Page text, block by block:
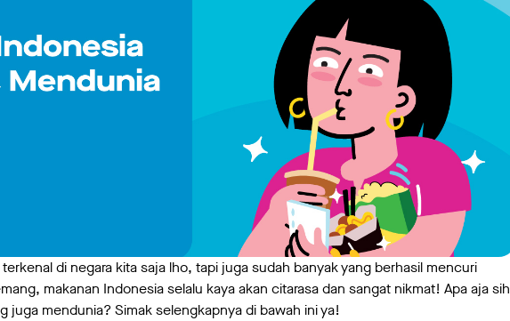
di negara kita saja lho, tapi juga sudah banyak yang berhasil mencuri
makanan Indonesia selalu kaya akan citarasa dan sangat nikmat! Apa aja sih
juga mendunia? Simak selengkapnya di bawah ini ya!